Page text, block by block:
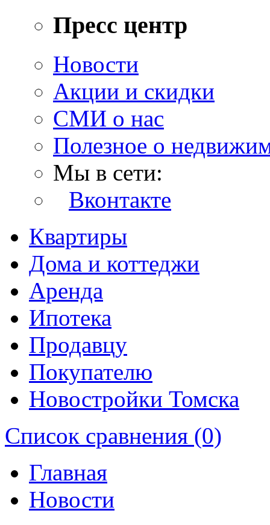
Пресс центр
Новости
Акции и скидки
СМИ о нас
Полезное о
Мы в сети:
Вконтакте
Квартиры
Дома и коттеджи
Аренда
Ипотека
Продавцу
Покупателю
Новостройки Томска
Список сравнения (0)
Главная
Новости